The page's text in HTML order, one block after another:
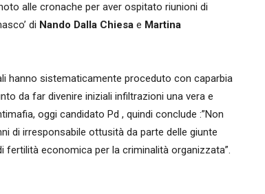
alle cronache per aver ospitato riunioni di
di Nando Dalla Chiesa e Martina
hanno sistematicamente proceduto con caparbia
da far divenire iniziali infiltrazioni una vera e
oggi candidato Pd , quindi conclude :”Non
di irresponsabile ottusità da parte delle giunte
economica per la criminalità organizzata”.